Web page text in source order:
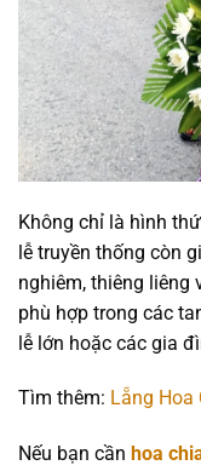
Không chỉ là hình
lễ truyền thống còn
nghiêm, thiêng liêng
phù hợp trong các
lễ lớn hoặc các gia
Tìm thêm: Lẵng Hoa
Nếu bạn cần hoa